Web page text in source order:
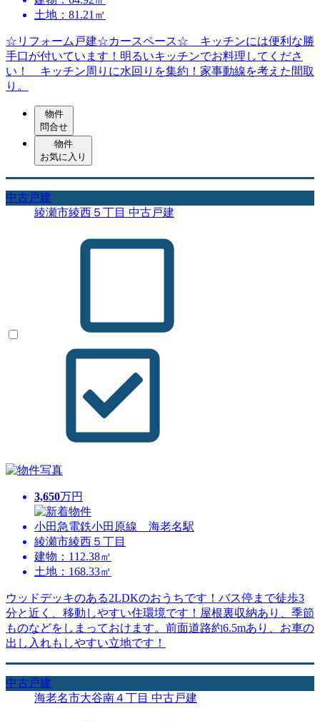
土地：81.21㎡
☆リフォーム戸建☆カースペース☆ キッチンには便利な勝
手口が付いています！明るいキッチンでお料理してくださ
い！ キッチン周りに水回りを集約！家事動線を考えた間取
り。
物件
問合せ
物件
お気に入り
中古戸建
綾瀬市綾西５丁目 中古戸建
3,650万円
小田急電鉄小田原線 海老名駅
綾瀬市綾西５丁目
建物：112.38㎡
土地：168.33㎡
ウッドデッキのある2LDKのおうちです！バス停まで徒歩3
分と近く、移動しやすい住環境です！屋根裏収納あり、季節
ものなどをしまっておけます。前面道路約6.5mあり、お車の
出し入れもしやすい立地です！
中古戸建
海老名市大谷南４丁目 中古戸建